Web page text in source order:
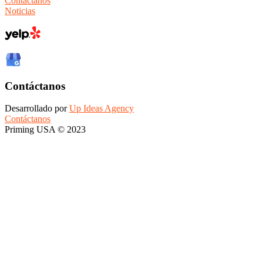
Noticias
Contáctanos
Desarrollado porUp Ideas Agency
Contáctanos
Priming USA © 2023